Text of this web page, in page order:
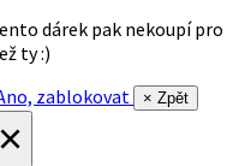
dárek pak nekoupí pro
ty :)
zablokovat
× Zpět